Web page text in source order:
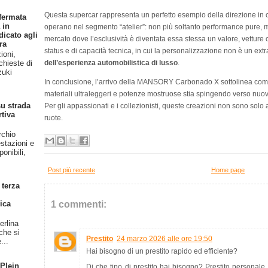
in
agli
di
strada
e
terza
si
Questa supercar rappresenta un perfetto esempio della direzione
operano nel segmento “atelier”: non più soltanto performance pure,
mercato dove l’esclusività è diventata essa stessa un valore,
status e di capacità tecnica, in cui la personalizzazione non è un
dell’esperienza automobilistica di lusso.
In conclusione, l’arrivo della MANSORY Carbonado X sottolinea
materiali ultraleggeri e potenze mostruose stia spingendo verso
Per gli appassionati e i collezionisti, queste creazioni non sono solo
ruote.
Post più recente Home page
1 commenti:
Prestito 24 marzo 2026 alle ore 19:50
Hai bisogno di un prestito rapido ed efficiente?